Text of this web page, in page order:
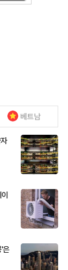
베트남
'은